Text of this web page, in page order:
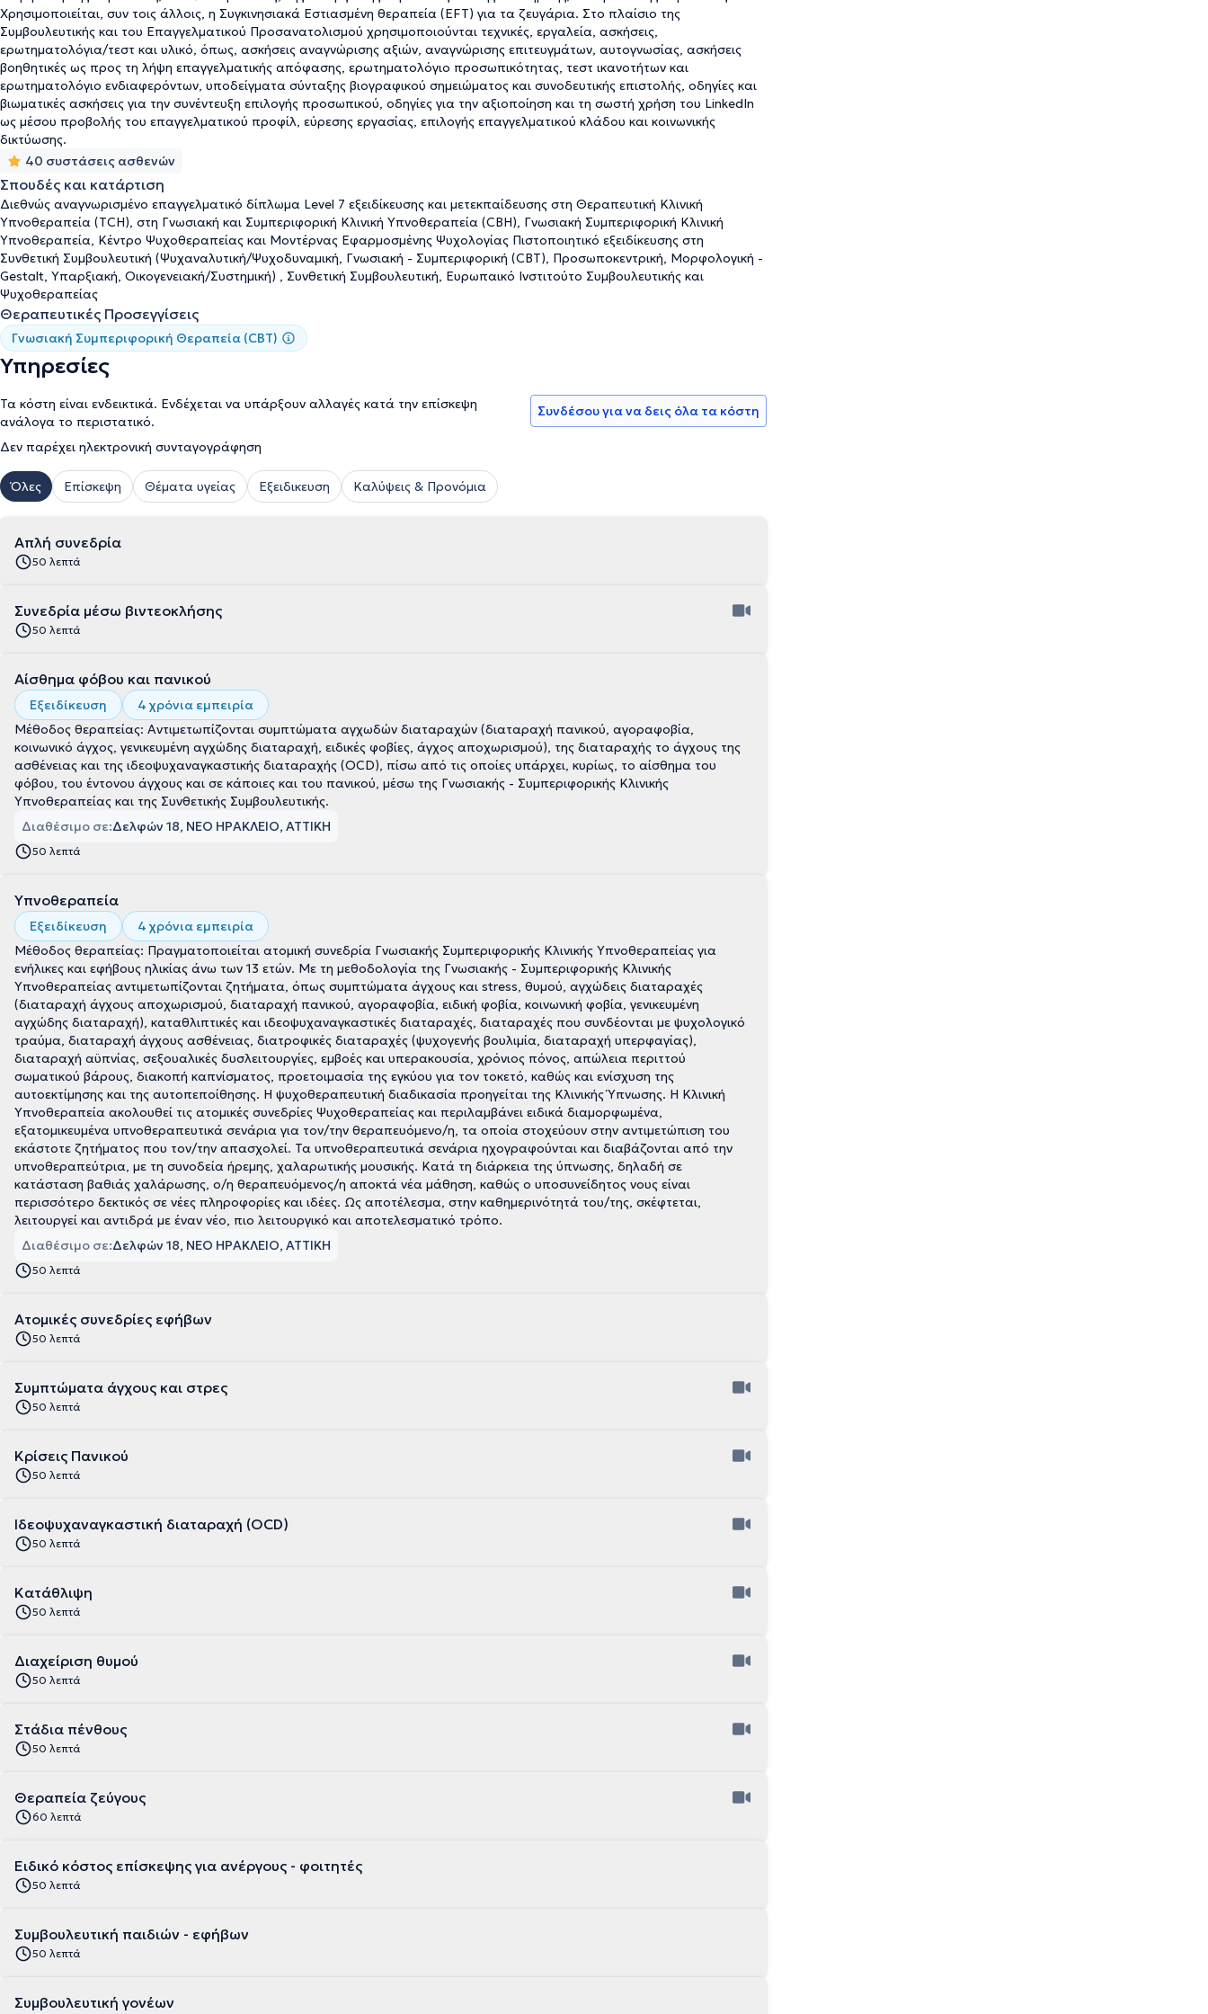
το 2025 έλαβε τιμητική διάκριση από τους "Αετούς της Υγείας" για το περιεχόμενο και την ποιότητα των παρεχόμενων
υπηρεσιών της, καθώς και για το υψηλό επίπεδο ικανοποίησης των θεραπευόμενών της.
Χρησιμοποιείται, συν τοις άλλοις, η Συγκινησιακά Εστιασμένη θεραπεία (EFT) για τα ζευγάρια. Στο πλαίσιο της
Συμβουλευτικής και του Επαγγελματικού Προσανατολισμού χρησιμοποιούνται τεχνικές, εργαλεία, ασκήσεις,
ερωτηματολόγια/τεστ και υλικό, όπως, ασκήσεις αναγνώρισης αξιών, αναγνώρισης επιτευγμάτων, αυτογνωσίας, ασκήσεις
βοηθητικές ως προς τη λήψη επαγγελματικής απόφασης, ερωτηματολόγιο προσωπικότητας, τεστ ικανοτήτων και
ερωτηματολόγιο ενδιαφερόντων, υποδείγματα σύνταξης βιογραφικού σημειώματος και συνοδευτικής επιστολής, οδηγίες και
βιωματικές ασκήσεις για την συνέντευξη επιλογής προσωπικού, οδηγίες για την αξιοποίηση και τη σωστή χρήση του LinkedIn
ως μέσου προβολής του επαγγελματικού προφίλ, εύρεσης εργασίας, επιλογής επαγγελματικού κλάδου και κοινωνικής
δικτύωσης.
40 συστάσεις ασθενών
Σπουδές και κατάρτιση
Διεθνώς αναγνωρισμένο επαγγελματικό δίπλωμα Level 7 εξειδίκευσης και μετεκπαίδευσης στη Θεραπευτική Κλινική
Υπνοθεραπεία (ΤCH), στη Γνωσιακή και Συμπεριφορική Κλινική Υπνοθεραπεία (CBH), Γνωσιακή Συμπεριφορική Κλινική
Υπνοθεραπεία, Κέντρο Ψυχοθεραπείας και Μοντέρνας Εφαρμοσμένης Ψυχολογίας Πιστοποιητικό εξειδίκευσης στη
Συνθετική Συμβουλευτική (Ψυχαναλυτική/Ψυχοδυναμική, Γνωσιακή - Συμπεριφορική (CBT), Προσωποκεντρική, Μορφολογική -
Gestalt, Υπαρξιακή, Οικογενειακή/Συστημική) , Συνθετική Συμβουλευτική, Ευρωπαικό Ινστιτούτο Συμβουλευτικής και
Ψυχοθεραπείας
Θεραπευτικές Προσεγγίσεις
Γνωσιακή Συμπεριφορική Θεραπεία (CBT)
Υπηρεσίες
Τα κόστη είναι ενδεικτικά. Ενδέχεται να υπάρξουν αλλαγές κατά την επίσκεψη
ανάλογα το περιστατικό.
Δεν παρέχει ηλεκτρονική συνταγογράφηση
Συνδέσου για να δεις όλα τα κόστη
Όλες Επίσκεψη Θέματα υγείας Εξειδικευση Καλύψεις & Προνόμια
Απλή συνεδρία
50 λεπτά
Συνεδρία μέσω βιντεοκλήσης
50 λεπτά
Αίσθημα φόβου και πανικού
Εξειδίκευση
4 χρόνια εμπειρία
Μέθοδος θεραπείας: Aντιμετωπίζονται συμπτώματα αγχωδών διαταραχών (διαταραχή πανικού, αγοραφοβία,
κοινωνικό άγχος, γενικευμένη αγχώδης διαταραχή, ειδικές φοβίες, άγχος αποχωρισμού), της διαταραχής το άγχους της
ασθένειας και της ιδεοψυχαναγκαστικής διαταραχής (OCD), πίσω από τις οποίες υπάρχει, κυρίως, το αίσθημα του
φόβου, του έντονου άγχους και σε κάποιες και του πανικού, μέσω της Γνωσιακής - Συμπεριφορικής Κλινικής
Υπνοθεραπείας και της Συνθετικής Συμβουλευτικής.
Διαθέσιμο σε:Δελφών 18, ΝΕΟ ΗΡΑΚΛΕΙΟ, ΑΤΤΙΚΗ
50 λεπτά
Υπνοθεραπεία
Εξειδίκευση
4 χρόνια εμπειρία
Μέθοδος θεραπείας: Πραγματοποιείται ατομική συνεδρία Γνωσιακής Συμπεριφορικής Κλινικής Υπνοθεραπείας για
ενήλικες και εφήβους ηλικίας άνω των 13 ετών. Με τη μεθοδολογία της Γνωσιακής - Συμπεριφορικής Κλινικής
Υπνοθεραπείας αντιμετωπίζονται ζητήματα, όπως συμπτώματα άγχους και stress, θυμού, αγχώδεις διαταραχές
(διαταραχή άγχους αποχωρισμού, διαταραχή πανικού, αγοραφοβία, ειδική φοβία, κοινωνική φοβία, γενικευμένη
αγχώδης διαταραχή), καταθλιπτικές και ιδεοψυχαναγκαστικές διαταραχές, διαταραχές που συνδέονται με ψυχολογικό
τραύμα, διαταραχή άγχους ασθένειας, διατροφικές διαταραχές (ψυχογενής βουλιμία, διαταραχή υπερφαγίας),
διαταραχή αϋπνίας, σεξουαλικές δυσλειτουργίες, εμβοές και υπερακουσία, χρόνιος πόνος, απώλεια περιττού
σωματικού βάρους, διακοπή καπνίσματος, προετοιμασία της εγκύου για τον τοκετό, καθώς και ενίσχυση της
αυτοεκτίμησης και της αυτοπεποίθησης. Η ψυχοθεραπευτική διαδικασία προηγείται της Κλινικής Ύπνωσης. Η Κλινική
Υπνοθεραπεία ακολουθεί τις ατομικές συνεδρίες Ψυχοθεραπείας και περιλαμβάνει ειδικά διαμορφωμένα,
εξατομικευμένα υπνοθεραπευτικά σενάρια για τον/την θεραπευόμενο/η, τα οποία στοχεύουν στην αντιμετώπιση του
εκάστοτε ζητήματος που τον/την απασχολεί. Τα υπνοθεραπευτικά σενάρια ηχογραφούνται και διαβάζονται από την
υπνοθεραπεύτρια, με τη συνοδεία ήρεμης, χαλαρωτικής μουσικής. Κατά τη διάρκεια της ύπνωσης, δηλαδή σε
κατάσταση βαθιάς χαλάρωσης, ο/η θεραπευόμενος/η αποκτά νέα μάθηση, καθώς ο υποσυνείδητος νους είναι
περισσότερο δεκτικός σε νέες πληροφορίες και ιδέες. Ως αποτέλεσμα, στην καθημερινότητά του/της, σκέφτεται,
λειτουργεί και αντιδρά με έναν νέο, πιο λειτουργικό και αποτελεσματικό τρόπο.
Διαθέσιμο σε:Δελφών 18, ΝΕΟ ΗΡΑΚΛΕΙΟ, ΑΤΤΙΚΗ
50 λεπτά
Ατομικές συνεδρίες εφήβων
50 λεπτά
Συμπτώματα άγχους και στρες
50 λεπτά
Κρίσεις Πανικού
50 λεπτά
Ιδεοψυχαναγκαστική διαταραχή (OCD)
50 λεπτά
Κατάθλιψη
50 λεπτά
Διαχείριση θυμού
50 λεπτά
Στάδια πένθους
50 λεπτά
Θεραπεία ζεύγους
60 λεπτά
Ειδικό κόστος επίσκεψης για ανέργους - φοιτητές
50 λεπτά
Συμβουλευτική παιδιών - εφήβων
50 λεπτά
Συμβουλευτική γονέων